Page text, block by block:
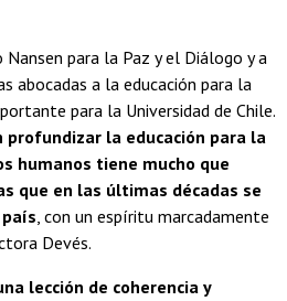
para la Paz y el Diálogo y a
abocadas a la educación para la
para la Universidad de Chile.
profundizar la educación para la
humanos tiene mucho que
que en las últimas décadas se
, con un espíritu marcadamente
Devés.
lección de coherencia y